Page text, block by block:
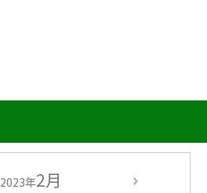
2023年2月